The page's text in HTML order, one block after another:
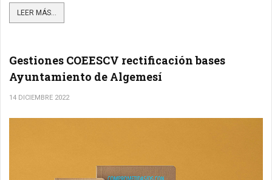
LEER MÁS...
Gestiones COEESCV rectificación bases
Ayuntamiento de Algemesí
14 DICIEMBRE 2022